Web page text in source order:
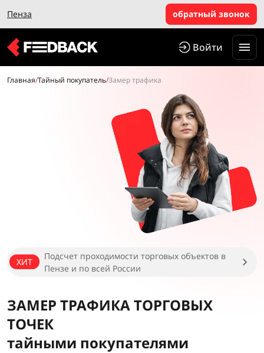
Пенза обратный звонок
Войти
Главная/Тайный покупатель/Замер трафика
ХИТ
Подсчет проходимости торговых объектов в
Пензе и по всей России
ЗАМЕР ТРАФИКА ТОРГОВЫХ
ТОЧЕК
тайными покупателями